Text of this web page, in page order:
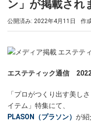
ン」が掲載され
公開済み: 2022年4月11日 作
エステティック通信
「プロがつくり出す美し
イテム」特集にて、
PLASON（プラソン） が紹